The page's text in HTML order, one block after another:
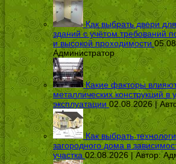
Как выбрать двери
зданий с учётом требований
и высокой проходимости
Администратор
Какие факторы
металлических конструкций в
эксплуатации 02.08.2026 |
Как выбрать
загородного дома в
участка 02.08.2026 | Автор: